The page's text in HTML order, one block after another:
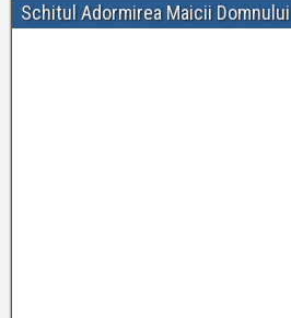
Schitul Adormirea Maicii Domnului